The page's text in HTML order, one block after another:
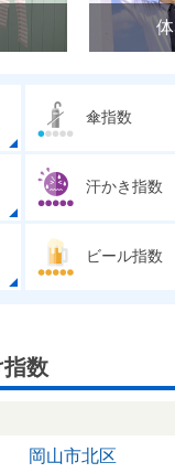
傘指数
汗かき指数
ビール指数
指数
岡山市北区